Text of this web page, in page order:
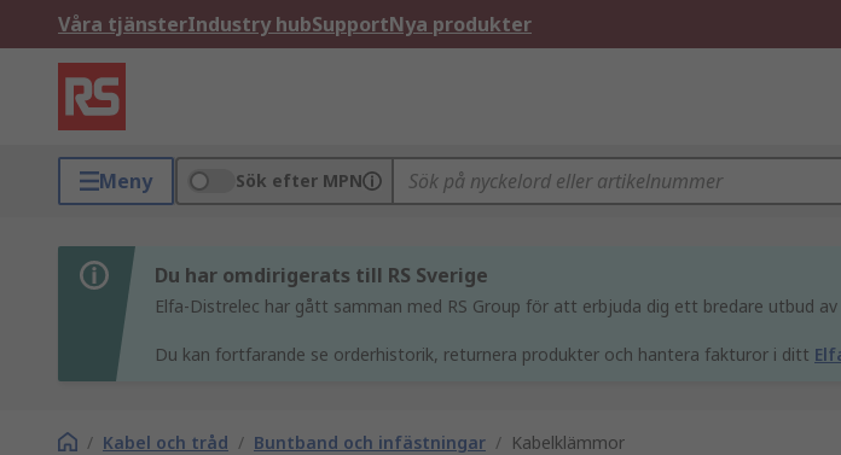
Våra tjänsterIndustry hubSupportNya produkter
Meny Sök efter MPN
Du har omdirigerats till RS Sverige
Elfa-Distrelec har gått samman med RS Group för att erbjuda dig ett bredare utbud
Du kan fortfarande se orderhistorik, returnera produkter och hantera fakturor i ditt
/ Kabel och tråd / Buntband och infästningar / Kabelklämmor